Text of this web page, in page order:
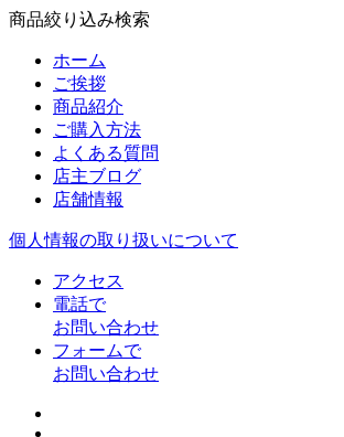
商品絞り込み検索
ホーム
ご挨拶
商品紹介
ご購入方法
よくある質問
店主ブログ
店舗情報
個人情報の取り扱いについて
アクセス
電話で
お問い合わせ
フォームで
お問い合わせ